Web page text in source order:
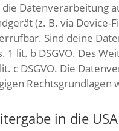
Datenverarbeitung
(z. B. via Device-
Sind deine
1 lit. b DSGVO. Des
c DSGVO. Die
in die